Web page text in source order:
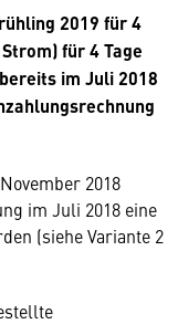
2019 für 4
für 4 Tage
im Juli 2018
2018
im Juli 2018 eine
(siehe Variante 2